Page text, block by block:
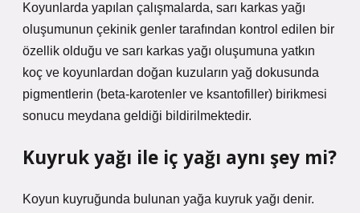
Koyunlarda yapılan çalışmalarda, sarı karkas yağı
oluşumunun çekinik genler tarafından kontrol edilen bir
özellik olduğu ve sarı karkas yağı oluşumuna yatkın
koç ve koyunlardan doğan kuzuların yağ dokusunda
pigmentlerin (beta-karotenler ve ksantofiller) birikmesi
sonucu meydana geldiği bildirilmektedir.
Kuyruk yağı ile iç yağı aynı şey mi?
Koyun kuyruğunda bulunan yağa kuyruk yağı denir.